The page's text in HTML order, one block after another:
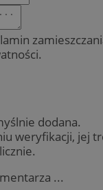
dodana.
weryfikacji, jej
...